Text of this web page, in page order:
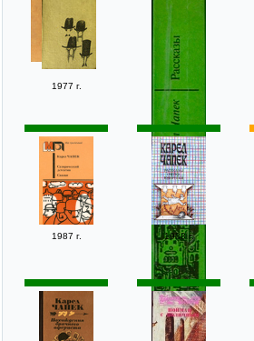
1977 г.
1987 г. 1988 г.